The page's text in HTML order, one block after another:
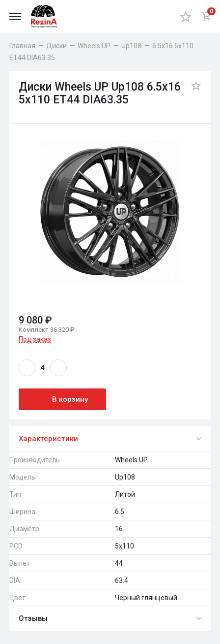
0
Главная — Диски — Wheels UP — Up108 — 6.5x16 5x110
ET44 DIA63.35
Диски Wheels UP Up108 6.5x16
5x110 ET44 DIA63.35
9 080 ₽
Комплект 36 320 ₽
Под заказ
В корзину
Характеристики
Производитель Wheels UP
Модель Up108
Тип Литой
Ширина 6.5
Диаметр 16
PCD 5x110
Вылет 44
DIA 63.4
Цвет Черный глянцевый
Отзывы